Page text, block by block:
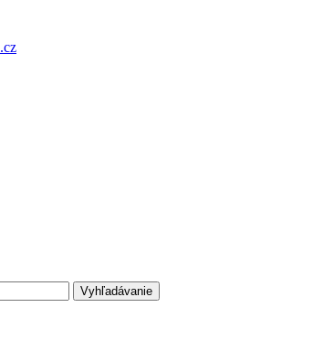
Vyhľadávanie